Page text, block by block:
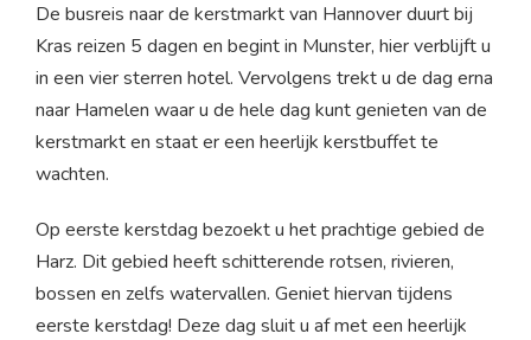
De busreis naar de kerstmarkt van Hannover duurt bij
Kras reizen 5 dagen en begint in Munster, hier verblijft u
in een vier sterren hotel. Vervolgens trekt u de dag erna
naar Hamelen waar u de hele dag kunt genieten van de
kerstmarkt en staat er een heerlijk kerstbuffet te
wachten.
Op eerste kerstdag bezoekt u het prachtige gebied de
Harz. Dit gebied heeft schitterende rotsen, rivieren,
bossen en zelfs watervallen. Geniet hiervan tijdens
eerste kerstdag! Deze dag sluit u af met een heerlijk